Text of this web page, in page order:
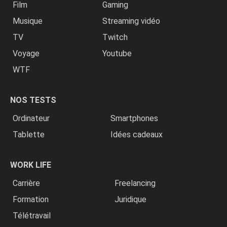
Film
Gaming
Musique
Streaming vidéo
TV
Twitch
Voyage
Youtube
WTF
NOS TESTS
Ordinateur
Smartphones
Tablette
Idées cadeaux
WORK LIFE
Carrière
Freelancing
Formation
Juridique
Télétravail